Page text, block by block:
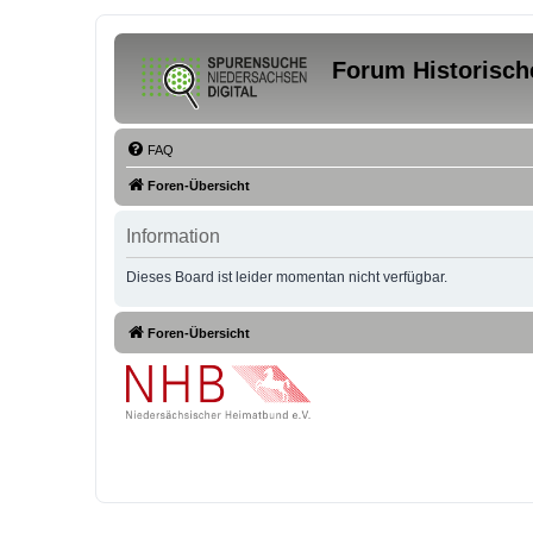
Forum
FAQ
Foren-Übersicht
Information
Dieses Board ist leider momentan nicht verfügbar.
Foren-Übersicht